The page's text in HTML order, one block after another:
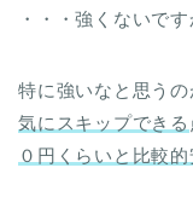
・・・強くないです
特に強いなと思う
気にスキップできる
０円くらいと比較的